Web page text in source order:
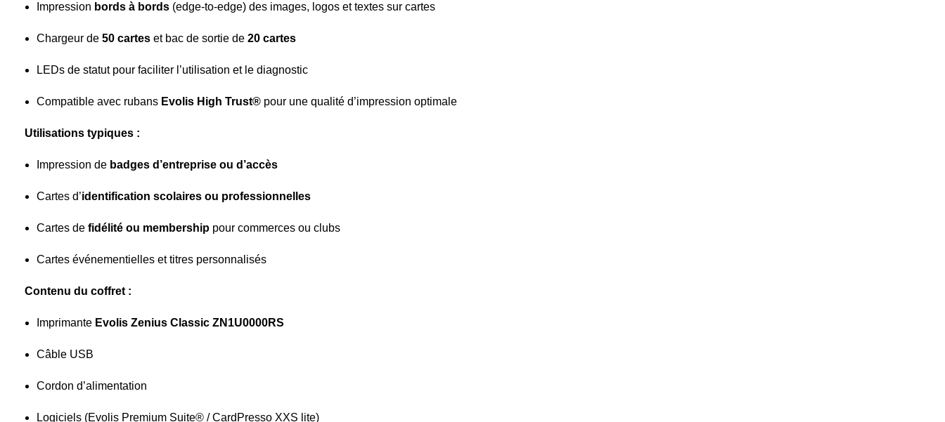
Impression bords à bords (edge‑to‑edge) des images, logos et textes sur cartes
Chargeur de 50 cartes et bac de sortie de 20 cartes
LEDs de statut pour faciliter l’utilisation et le diagnostic
Compatible avec rubans Evolis High Trust® pour une qualité d’impression optimale
Utilisations typiques :
Impression de badges d’entreprise ou d’accès
Cartes d’identification scolaires ou professionnelles
Cartes de fidélité ou membership pour commerces ou clubs
Cartes événementielles et titres personnalisés
Contenu du coffret :
Imprimante Evolis Zenius Classic ZN1U0000RS
Câble USB
Cordon d’alimentation
Logiciels (Evolis Premium Suite® / CardPresso XXS lite)